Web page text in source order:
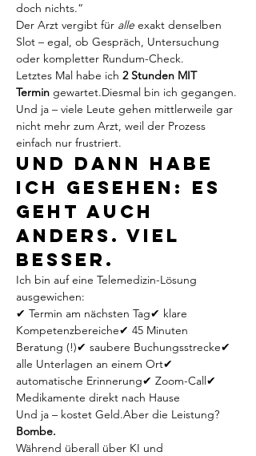
doch nichts.“
Der Arzt vergibt für alle exakt denselben
Slot – egal, ob Gespräch, Untersuchung
oder kompletter Rundum-Check.
Letztes Mal habe ich 2 Stunden MIT
Termin gewartet.Diesmal bin ich gegangen.
Und ja – viele Leute gehen mittlerweile gar
nicht mehr zum Arzt, weil der Prozess
einfach nur frustriert.
Und dann habe
ich gesehen: Es
geht auch
anders. Viel
besser.
Ich bin auf eine Telemedizin-Lösung
ausgewichen:
✔ Termin am nächsten Tag✔ klare
Kompetenzbereiche✔ 45 Minuten
Beratung (!)✔ saubere Buchungsstrecke✔
alle Unterlagen an einem Ort✔
automatische Erinnerung✔ Zoom-Call✔
Medikamente direkt nach Hause
Und ja – kostet Geld.Aber die Leistung?
Bombe.
Während überall über KI und